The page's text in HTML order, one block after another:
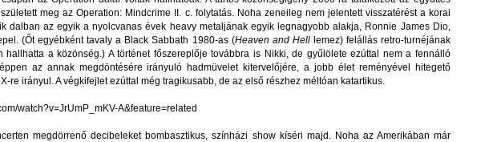
meg az Operation: Mindcrime II. c. folytatás. Noha zeneileg nem jelentett visszatérést a korai
dalban az egyik a nyolcvanas évek heavy metaljának egyik legnagyobb alakja, Ronnie James Dio,
(Őt egyébként tavaly a Black Sabbath 1980-as (Heaven and Helllemez) felállás retro-turnéjának
hallhatta a közönség.) A történet főszereplője továbbra is Nikki, de gyűlölete ezúttal nem a fennálló
az annak megdöntésére irányuló hadmüvelet kitervelőjére, a jobb élet reményével hitegető
re irányul. A végkifejlet ezúttal még tragikusabb, de az első részhez méltóan katartikus.
watch?v=JrUmP_mKV-A&feature=related
megdörrenő decibeleket bombasztikus, színházi show kíséri majd. Noha az Amerikában már